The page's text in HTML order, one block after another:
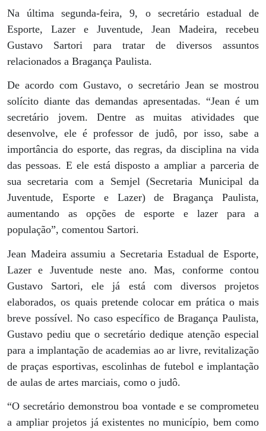
Na última segunda-feira, 9, o secretário estadual de
Esporte, Lazer e Juventude, Jean Madeira, recebeu
Gustavo Sartori para tratar de diversos assuntos
relacionados a Bragança Paulista.
De acordo com Gustavo, o secretário Jean se mostrou
solícito diante das demandas apresentadas. “Jean é um
secretário jovem. Dentre as muitas atividades que
desenvolve, ele é professor de judô, por isso, sabe a
importância do esporte, das regras, da disciplina na vida
das pessoas. E ele está disposto a ampliar a parceria de
sua secretaria com a Semjel (Secretaria Municipal da
Juventude, Esporte e Lazer) de Bragança Paulista,
aumentando as opções de esporte e lazer para a
população”, comentou Sartori.
Jean Madeira assumiu a Secretaria Estadual de Esporte,
Lazer e Juventude neste ano. Mas, conforme contou
Gustavo Sartori, ele já está com diversos projetos
elaborados, os quais pretende colocar em prática o mais
breve possível. No caso específico de Bragança Paulista,
Gustavo pediu que o secretário dedique atenção especial
para a implantação de academias ao ar livre, revitalização
de praças esportivas, escolinhas de futebol e implantação
de aulas de artes marciais, como o judô.
“O secretário demonstrou boa vontade e se comprometeu
a ampliar projetos já existentes no município, bem como